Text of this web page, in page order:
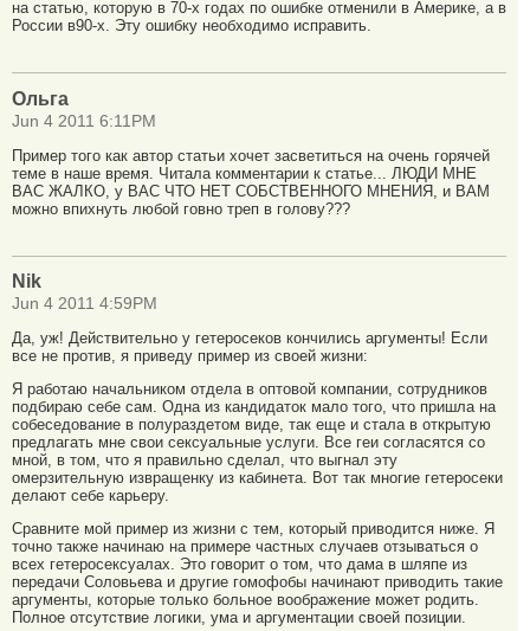
на статью, которую в 70-х годах по ошибке отменили в Америке, а в
России в90-х. Эту ошибку необходимо исправить.
Ольга
Jun 4 2011 6:11PM
Пример того как автор статьи хочет засветиться на очень горячей
теме в наше время. Читала комментарии к статье... ЛЮДИ МНЕ
ВАС ЖАЛКО, у ВАС ЧТО НЕТ СОБСТВЕННОГО МНЕНИЯ, и ВАМ
можно впихнуть любой говно треп в голову???
Nik
Jun 4 2011 4:59PM
Да, уж! Действительно у гетеросеков кончились аргументы! Если
все не против, я приведу пример из своей жизни:
Я работаю начальником отдела в оптовой компании, сотрудников
подбираю себе сам. Одна из кандидаток мало того, что пришла на
собеседование в полураздетом виде, так еще и стала в открытую
предлагать мне свои сексуальные услуги. Все геи согласятся со
мной, в том, что я правильно сделал, что выгнал эту
омерзительную извращенку из кабинета. Вот так многие гетеросеки
делают себе карьеру.
Сравните мой пример из жизни с тем, который приводится ниже. Я
точно также начинаю на примере частных случаев отзываться о
всех гетеросексуалах. Это говорит о том, что дама в шляпе из
передачи Соловьева и другие гомофобы начинают приводить такие
аргументы, которые только больное воображение может родить.
Полное отсутствие логики, ума и аргументации своей позиции.